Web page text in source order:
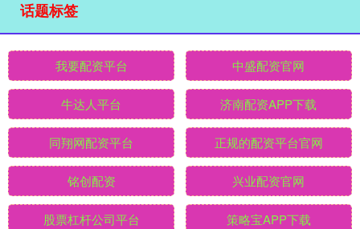
话题标签
我要配资平台 中盛配资官网
牛达人平台 济南配资APP下载
同翔网配资平台 正规的配资平台官网
铭创配资 兴业配资官网
股票杠杆公司平台 策略宝APP下载